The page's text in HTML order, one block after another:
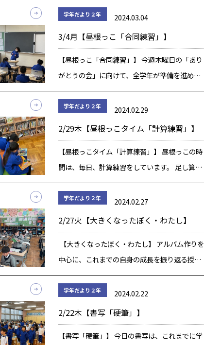
力賞をもらいました。 今年、2年生は全員が「9
学年だより２年 2024.03.04
3/4月【昼根っこ「合同練習」】
【昼根っこ「合同練習」】 今週木曜日の「あり
がとうの会」に向けて、全学年が準備を進めて
います。 2年生は、音楽の時間に限らず、1年生
と合同で贈る歌を練習しています。 今日の練習
学年だより２年 2024.02.29
2/29木【昼根っこタイム「計算練習」】
【昼根っこタイム「計算練習」】 昼根っこの時
間は、毎日、計算練習をしています。 足し算・
引き算に続いて、今は九九の練習です。 最初は
正答率も高くなかったのですが、最近は満点が
[…]
学年だより２年 2024.02.27
2/27火【大きくなったぼく・わたし】
【大きくなったぼく・わたし】 アルバム作りを
中心に、これまでの自身の成長を振り返る授業
を行ってきました。 今回は、アルバムを友達に
も見てもらいたいという人のアルバムを皆で見
学年だより２年 2024.02.22
2/22木【書写「硬筆」】
【書写「硬筆」】 今日の書写は、これまでに学